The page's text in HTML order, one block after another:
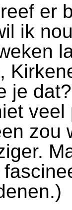
er
ik
je
veel
zou